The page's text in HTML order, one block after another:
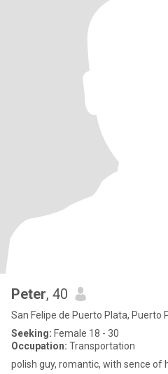
Peter, 40
San Felipe de Puerto Plata, Puerto
Seeking: Female 18 - 30
Occupation: Transportation
polish guy, romantic, with sence of